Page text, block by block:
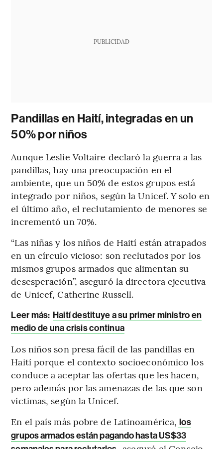
PUBLICIDAD
Pandillas en Haití, integradas en un
50% por niños
Aunque Leslie Voltaire declaró la guerra a las
pandillas, hay una preocupación en el
ambiente, que un 50% de estos grupos está
integrado por niños, según la Unicef. Y solo en
el último año, el reclutamiento de menores se
incrementó un 70%.
“Las niñas y los niños de Haití están atrapados
en un círculo vicioso: son reclutados por los
mismos grupos armados que alimentan su
desesperación”, aseguró la directora ejecutiva
de Unicef, Catherine Russell.
Leer más: Haití destituye a su primer ministro en
medio de una crisis continua
Los niños son presa fácil de las pandillas en
Haití porque el contexto socioeconómico los
conduce a aceptar las ofertas que les hacen,
pero además por las amenazas de las que son
víctimas, según la Unicef.
En el país más pobre de Latinoamérica, los
grupos armados están pagando hasta US$33